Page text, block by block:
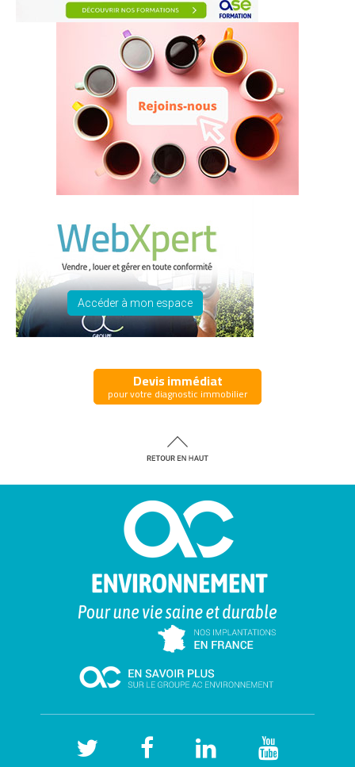
Accéder à mon espace
Devis immédiat
pour votre diagnostic immobilier